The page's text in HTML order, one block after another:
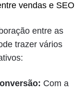
vendas e SEO
entre as
trazer vários
Com a